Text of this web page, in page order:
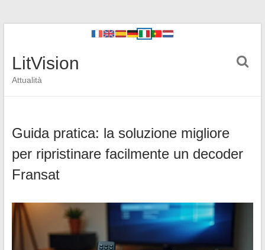
LitVision
Attualità
Guida pratica: la soluzione migliore
per ripristinare facilmente un decoder
Fransat